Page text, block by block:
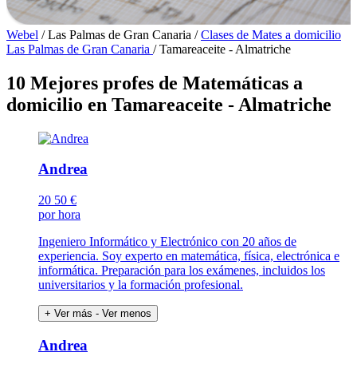
Webel / Las Palmas de Gran Canaria / Clases de Mates a domicilio
Las Palmas de Gran Canaria / Tamareaceite - Almatriche
10 Mejores profes de Matemáticas a
domicilio en Tamareaceite - Almatriche
Andrea
20 50 €
por hora
Ingeniero Informático y Electrónico con 20 años de
experiencia. Soy experto en matemática, física, electrónica e
informática. Preparación para los exámenes, incluidos los
universitarios y la formación profesional.
+ Ver más - Ver menos
Andrea